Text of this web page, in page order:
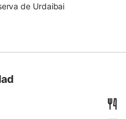
de Urdaibai